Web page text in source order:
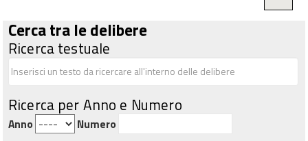
Cerca tra le delibere
Ricerca testuale
Ricerca per Anno e Numero
Anno Numero